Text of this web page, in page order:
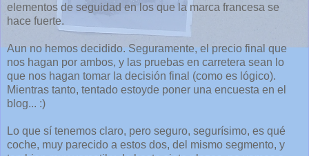
elementos de seguidad en los que la marca francesa se
hace fuerte.
Aun no hemos decidido. Seguramente, el precio final que
nos hagan por ambos, y las pruebas en carretera sean lo
que nos hagan tomar la decisión final (como es lógico).
Mientras tanto, tentado estoyde poner una encuesta en el
blog... :)
Lo que sí tenemos claro, pero seguro, segurísimo, es qué
coche, muy parecido a estos dos, del mismo segmento, y